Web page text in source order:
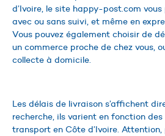
d’Ivoire, le site happy-post.com
avec ou sans suivi, et même en
Vous pouvez également choisir de
un commerce proche de chez vous,
collecte à domicile.
Les délais de livraison s’affichent
recherche, ils varient en fonction
transport en Côte d’Ivoire.